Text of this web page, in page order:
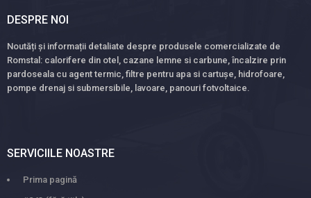
DESPRE NOI
Noutăți și informații detaliate despre produsele comercializate de
Romstal: calorifere din otel, cazane lemne si carbune, încalzire prin
pardoseala cu agent termic, filtre pentru apa si cartușe, hidrofoare,
pompe drenaj si submersibile, lavoare, panouri fotvoltaice.
SERVICIILE NOASTRE
Prima pagină